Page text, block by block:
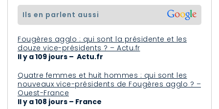
ils en parlent aussi
Fougères agglo : qui sont la présidente et les
douze vice-présidents ? – Actu.fr
Il y a 109 jours – Actu.fr
Quatre femmes et huit hommes : qui sont les
nouveaux vice-présidents de Fougères agglo ? –
Ouest-France
Il y a 108 jours – France